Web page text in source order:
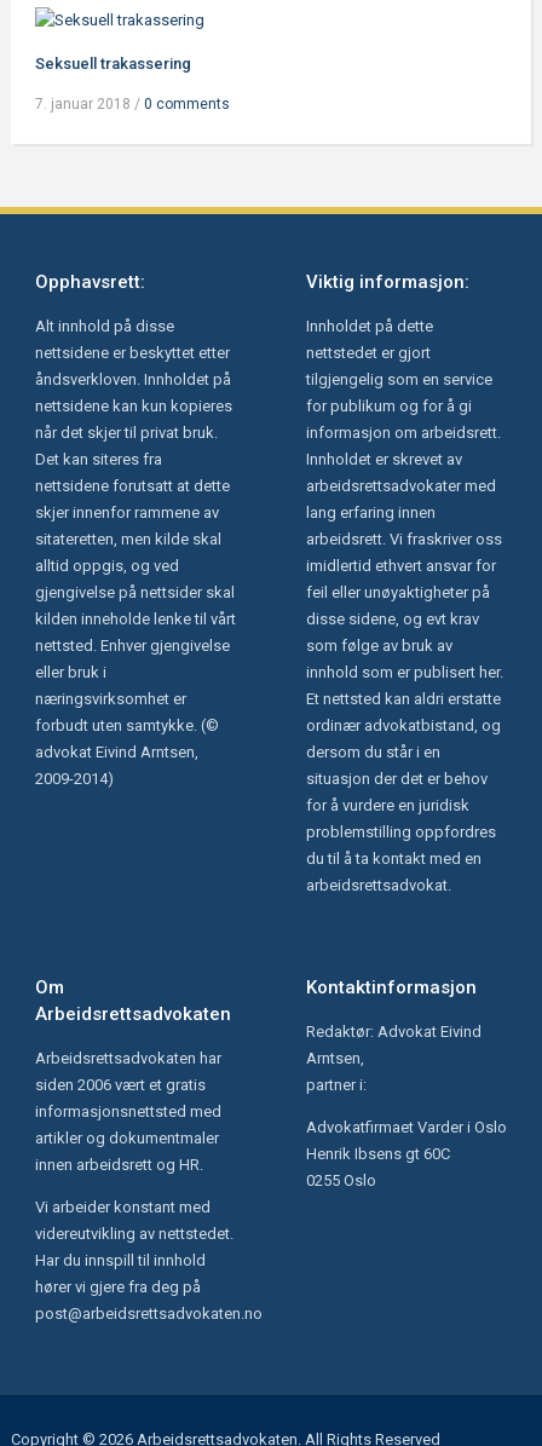
Seksuell trakassering
7. januar 2018 / 0 comments
Opphavsrett:
Alt innhold på disse
nettsidene er beskyttet etter
åndsverkloven. Innholdet på
nettsidene kan kun kopieres
når det skjer til privat bruk.
Det kan siteres fra
nettsidene forutsatt at dette
skjer innenfor rammene av
sitateretten, men kilde skal
alltid oppgis, og ved
gjengivelse på nettsider skal
kilden inneholde lenke til vårt
nettsted. Enhver gjengivelse
eller bruk i
næringsvirksomhet er
forbudt uten samtykke. (©
advokat Eivind Arntsen,
2009-2014)
Viktig informasjon:
Innholdet på dette
nettstedet er gjort
tilgjengelig som en service
for publikum og for å gi
informasjon om arbeidsrett.
Innholdet er skrevet av
arbeidsrettsadvokater med
lang erfaring innen
arbeidsrett. Vi fraskriver oss
imidlertid ethvert ansvar for
feil eller unøyaktigheter på
disse sidene, og evt krav
som følge av bruk av
innhold som er publisert her.
Et nettsted kan aldri erstatte
ordinær advokatbistand, og
dersom du står i en
situasjon der det er behov
for å vurdere en juridisk
problemstilling oppfordres
du til å ta kontakt med en
arbeidsrettsadvokat.
Om
Arbeidsrettsadvokaten
Arbeidsrettsadvokaten har
siden 2006 vært et gratis
informasjonsnettsted med
artikler og dokumentmaler
innen arbeidsrett og HR.
Vi arbeider konstant med
videreutvikling av nettstedet.
Har du innspill til innhold
hører vi gjere fra deg på
post@arbeidsrettsadvokaten.no
Kontaktinformasjon
Redaktør: Advokat Eivind
Arntsen,
partner i:
Advokatfirmaet Varder i Oslo
Henrik Ibsens gt 60C
0255 Oslo
Copyright © 2026 Arbeidsrettsadvokaten. All Rights Reserved